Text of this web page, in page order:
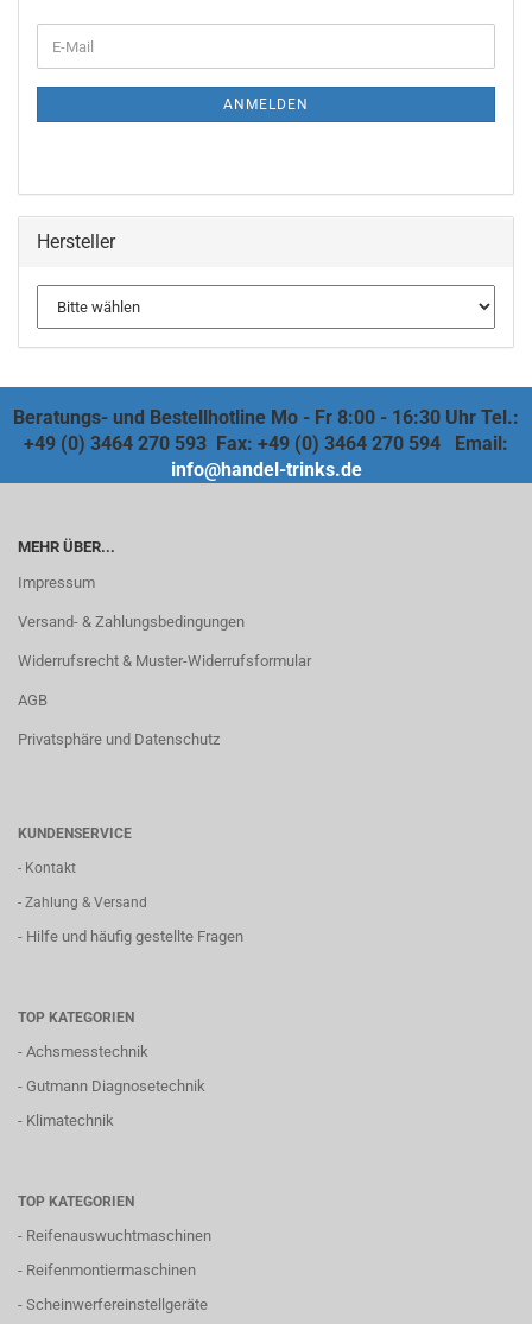
ANMELDEN
Hersteller
Beratungs- und Bestellhotline Mo - Fr 8:00 - 16:30 Uhr Tel.:
+49 (0) 3464 270 593 Fax: +49 (0) 3464 270 594 Email:
info@handel-trinks.de
MEHR ÜBER...
Impressum
Versand- & Zahlungsbedingungen
Widerrufsrecht & Muster-Widerrufsformular
AGB
Privatsphäre und Datenschutz
KUNDENSERVICE
- Kontakt
- Zahlung & Versand
- Hilfe und häufig gestellte Fragen
TOP KATEGORIEN
- Achsmesstechnik
- Gutmann Diagnosetechnik
- Klimatechnik
TOP KATEGORIEN
- Reifenauswuchtmaschinen
- Reifenmontiermaschinen
- Scheinwerfereinstellgeräte